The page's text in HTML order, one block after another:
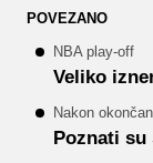
POVEZANO
NBA play-off
Veliko
Nakon
Poznati su